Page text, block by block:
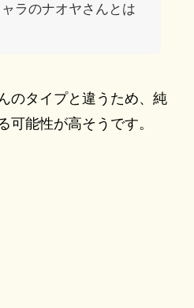
ラのナオヤさんとは
のタイプと違うため、純
可能性が高そうです。